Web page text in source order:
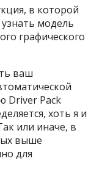
в которой
модель
графического
ваш
Driver Pack
хоть я и
или иначе, в
выше
для